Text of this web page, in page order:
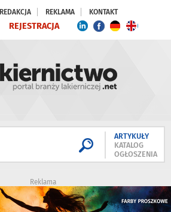
REDAKCJA REKLAMA KONTAKT
REJESTRACJA
ARTYKUŁY
KATALOG
OGŁOSZENIA
Reklama